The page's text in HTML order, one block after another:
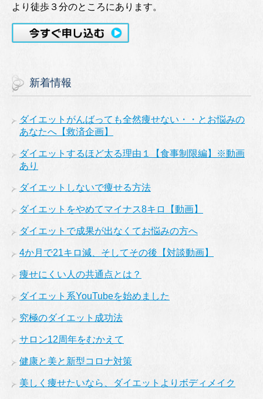
より徒歩３分のところにあります。
新着情報
ダイエットがんばっても全然痩せない・・とお悩みの
あなたへ【救済企画】
ダイエットするほど太る理由１【食事制限編】※動画
あり
ダイエットしないで痩せる方法
ダイエットをやめてマイナス8キロ【動画】
ダイエットで成果が出なくてお悩みの方へ
4か月で21キロ減、そしてその後【対談動画】
痩せにくい人の共通点とは？
ダイエット系YouTubeを始めました
究極のダイエット成功法
サロン12周年をむかえて
健康と美と新型コロナ対策
美しく痩せたいなら、ダイエットよりボディメイク